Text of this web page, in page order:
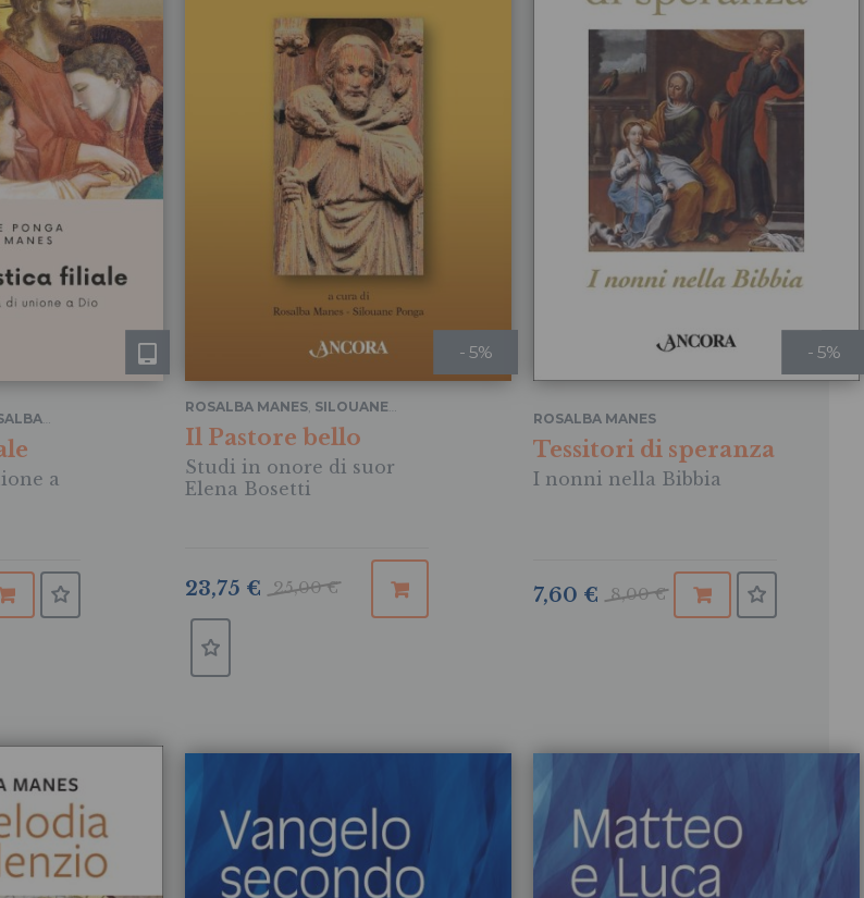
a
- 5%
Il Pastore bello
Studi in onore di suor
Elena Bosetti
ROSALBA MANES SILOUANE
PONGA
25,00 €
23,75 €
- 5%
Tessitori di speranza
I nonni nella Bibbia
ROSALBA MANES
8,00 €
7,60 €